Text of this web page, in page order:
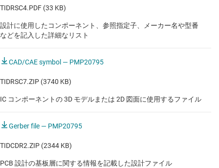
TIDRSC4.PDF (33 KB)
設計に使用したコンポーネント、参照指定子、メーカー名や型番
などを記入した詳細なリスト
CAD/CAE symbol — PMP20795
TIDRSC7.ZIP (3740 KB)
IC コンポーネントの 3D モデルまたは 2D 図面に使用するファイル
Gerber file — PMP20795
TIDCDR2.ZIP (2344 KB)
PCB 設計の基板層に関する情報を記載した設計ファイル